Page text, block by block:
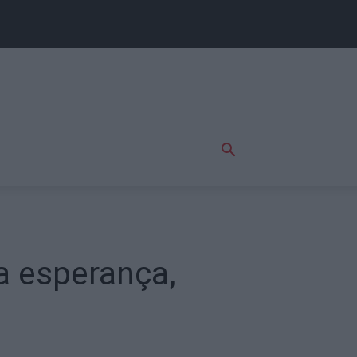
esperança,